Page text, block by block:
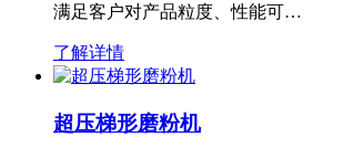
满足客户对产品粒度、性能可…
了解详情
超压梯形磨粉机